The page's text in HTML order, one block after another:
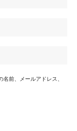
前、メールアドレス、